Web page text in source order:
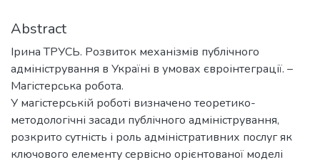
Abstract
Ірина ТРУСЬ. Розвиток механізмів публічного
адміністрування в Україні в умовах євроінтеграції. –
Магістерська робота.
У магістерській роботі визначено теоретико-
методологічні засади публічного адміністрування,
розкрито сутність і роль адміністративних послуг як
ключового елементу сервісно орієнтованої моделі